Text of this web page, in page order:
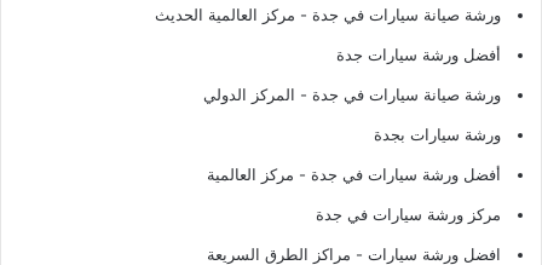
ورشة صيانة سيارات في جدة - مركز العالمية الحديث
أفضل ورشة سيارات جدة
ورشة صيانة سيارات في جدة - المركز الدولي
ورشة سيارات بجدة
أفضل ورشة سيارات في جدة - مركز العالمية
مركز ورشة سيارات في جدة
افضل ورشة سيارات - مراكز الطرق السريعة